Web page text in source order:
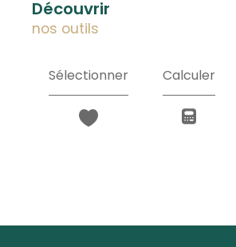
découvrir
nos outils
Sélectionner Calculer